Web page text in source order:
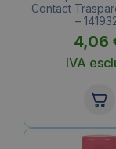
Contact
–
4,06
IVA